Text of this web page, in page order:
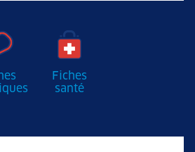
Fiches
santé